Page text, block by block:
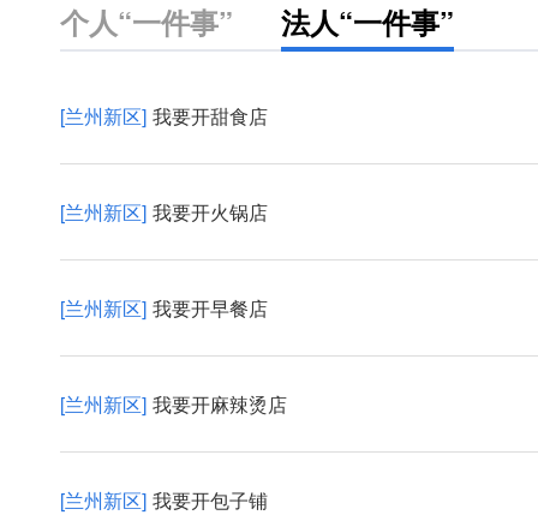
个人“一件事” 法人“一件事”
[兰州新区] 我要开甜食店
[兰州新区] 我要开火锅店
[兰州新区] 我要开早餐店
[兰州新区] 我要开麻辣烫店
[兰州新区] 我要开包子铺